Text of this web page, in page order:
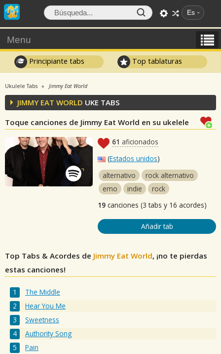
Es
Menu
Principiante tabs Top tablaturas
Ukulele Tabs Jimmy Eat World
JIMMY EAT WORLD UKE TABS
Toque canciones de Jimmy Eat World en su ukelele
61 aficionados
(Estados unidos)
alternativo
rock alternativo
emo
indie
rock
19 canciones (3 tabs y 16 acordes)
Añadir tab
Top Tabs & Acordes de Jimmy Eat World, ¡no te pierdas
estas canciones!
The Middle
Hear You Me
Sweetness
Authority Song
Pain